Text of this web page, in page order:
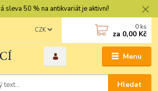
sleva 50 % na antikvariát je aktivní!
Menu
CZK
Hledat
0 ks
za 0,00 Kč